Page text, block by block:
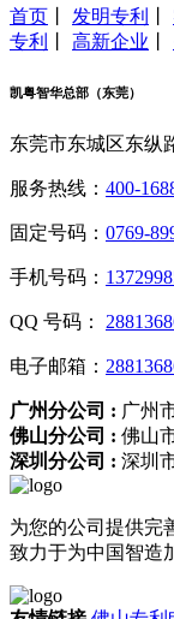
首页 发明专利
专利
高新企业
凯粤智华总部（东莞）
东莞市东城区东纵
服务热线： 400-
固定号码： 0769-
手机号码：
QQ 号码：
电子邮箱：
广州分公司 : 广州
佛山分公司 : 佛山
深圳分公司 : 深圳
为您的公司提供完
致力于为中国智造